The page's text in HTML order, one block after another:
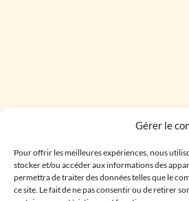
Gérer le
Pour offrir les meilleures expériences, nous
stocker et/ou accéder aux informations des
permettra de traiter des données telles que le
ce site. Le fait de ne pas consentir ou de retirer